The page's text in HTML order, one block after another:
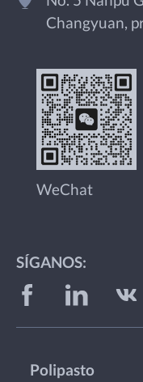
Changyuan,
WeChat
SÍGANOS:
Polipasto